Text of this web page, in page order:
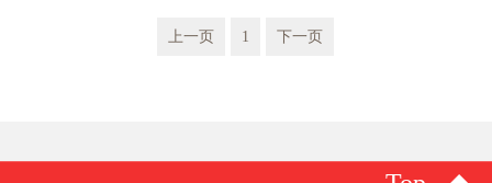
上一页 1 下一页